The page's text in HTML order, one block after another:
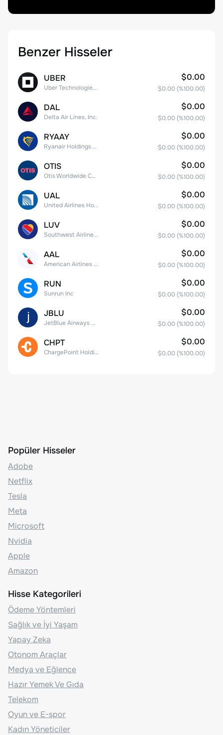
Benzer Hisseler
UBER
Uber Technologies, Inc.
$0.00
$0.00 (%100.00)
DAL
Delta Air Lines, Inc.
$0.00
$0.00 (%100.00)
RYAAY
Ryanair Holdings plc American Depositary Shares
$0.00
$0.00 (%100.00)
OTIS
Otis Worldwide Corporation
$0.00
$0.00 (%100.00)
UAL
United Airlines Holdings, Inc. Common Stock
$0.00
$0.00 (%100.00)
LUV
Southwest Airlines Co.
$0.00
$0.00 (%100.00)
AAL
American Airlines Group Inc.
$0.00
$0.00 (%100.00)
RUN
Sunrun Inc
$0.00
$0.00 (%100.00)
JBLU
JetBlue Airways Corp
$0.00
$0.00 (%100.00)
CHPT
ChargePoint Holdings, Inc.
$0.00
$0.00 (%100.00)
Popüler Hisseler
Adobe
Netflix
Tesla
Meta
Microsoft
Nvidia
Apple
Amazon
Hisse Kategorileri
Ödeme Yöntemleri
Sağlık ve İyi Yaşam
Yapay Zeka
Otonom Araçlar
Medya ve Eğlence
Hazır Yemek Ve Gıda
Telekom
Oyun ve E-spor
Kadın Yöneticiler